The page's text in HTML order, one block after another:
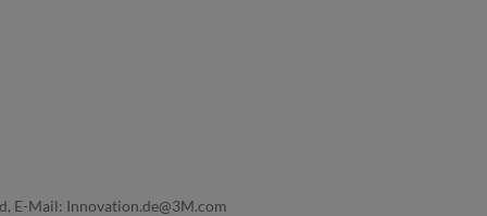
E-Mail: Innovation.de@3M.com